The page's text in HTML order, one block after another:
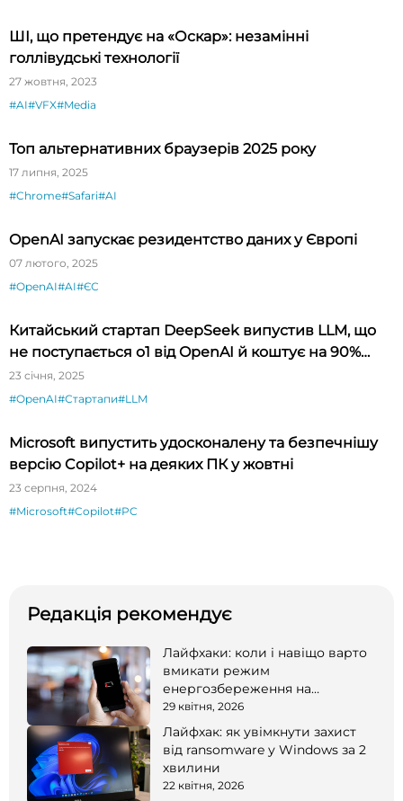
ШІ, що претендує на «Оскар»: незамінні
голлівудські технології
27 жовтня, 2023
#AI#VFX#Media
Топ альтернативних браузерів 2025 року
17 липня, 2025
#Chrome#Safari#AI
OpenAI запускає резидентство даних у Європі
07 лютого, 2025
#OpenAI#AI#ЄС
Китайський стартап DeepSeek випустив LLM, що
не поступається o1 від OpenAI й коштує на 90%
дешевше
23 січня, 2025
#OpenAI#Стартапи#LLM
Microsoft випустить удосконалену та безпечнішу
версію Copilot+ на деяких ПК у жовтні
23 серпня, 2024
#Microsoft#Copilot#PC
Редакція рекомендує
Лайфхаки: коли і навіщо варто
вмикати режим
енергозбереження на
смартфоні
29 квітня, 2026
Лайфхак: як увімкнути захист
від ransomware у Windows за 2
хвилини
22 квітня, 2026